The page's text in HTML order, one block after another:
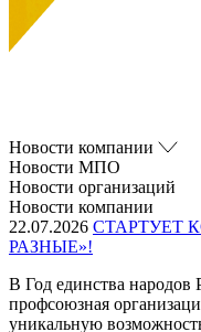
Новости компании
Новости МПО
Новости организаций
Новости компании
22.07.2026 СТАРТУЕТ
РАЗНЫЕ»!
В Год единства народов
профсоюзная
уникальную